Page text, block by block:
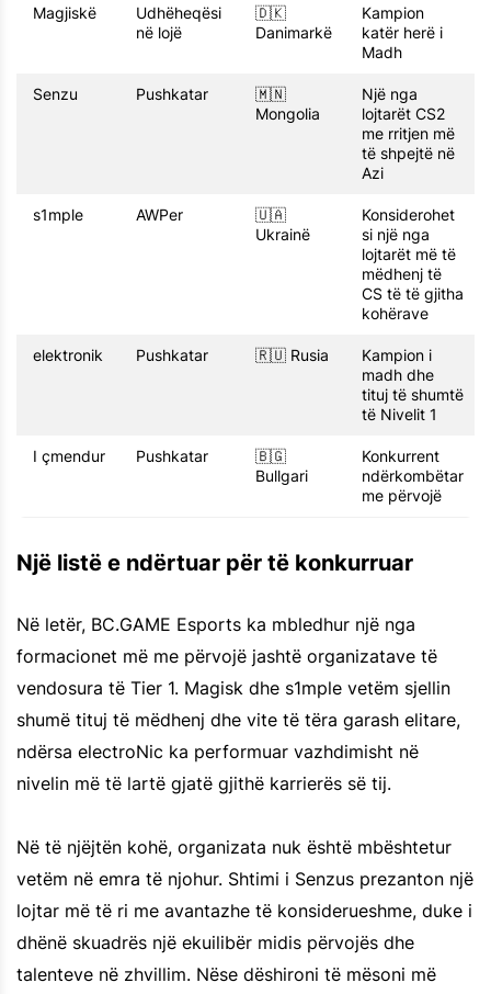
Magjiskë
Udhëheqësi
në lojë
🇩🇰
Danimarkë
Kampion
katër herë i
Madh
Senzu Pushkatar
🇲🇳
Mongolia
Një nga
lojtarët CS2
me rritjen më
të shpejtë në
Azi
s1mple AWPer
🇺🇦
Ukrainë
Konsiderohet
si një nga
lojtarët më të
mëdhenj të
CS të të gjitha
kohërave
elektronik Pushkatar 🇷🇺 Rusia
Kampion i
madh dhe
tituj të shumtë
të Nivelit 1
I çmendur Pushkatar
🇧🇬
Bullgari
Konkurrent
ndërkombëtar
me përvojë
Një listë e ndërtuar për të konkurruar
Në letër, BC.GAME Esports ka mbledhur një nga
formacionet më me përvojë jashtë organizatave të
vendosura të Tier 1. Magisk dhe s1mple vetëm sjellin
shumë tituj të mëdhenj dhe vite të tëra garash elitare,
ndërsa electroNic ka performuar vazhdimisht në
nivelin më të lartë gjatë gjithë karrierës së tij.
Në të njëjtën kohë, organizata nuk është mbështetur
vetëm në emra të njohur. Shtimi i Senzus prezanton një
lojtar më të ri me avantazhe të konsiderueshme, duke i
dhënë skuadrës një ekuilibër midis përvojës dhe
talenteve në zhvillim. Nëse dëshironi të mësoni më